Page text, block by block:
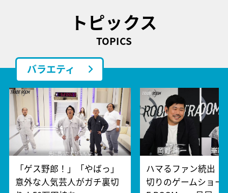
トピックス
TOPICS
バラエティ
「ゲス野郎！」「やばっ」
意外な人気芸人がガチ裏切
ハマるファン続出！
切りのゲームショー